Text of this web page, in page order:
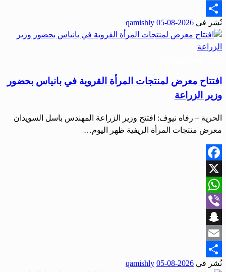
Email
Share
نُشر في 2026-08-05
qamishly
افتتاح معرض لمنتجات المرأة القروية في بانياس بحضور
وزير الزراعة
الحرية – رفاه نيوف: افتتح وزير الزراعة المهندس باسل السويدان
معرض منتجات المرأة الريفية ظهر اليوم…
Facebook
X
WhatsApp
Viber
Snapchat
Email
Share
نُشر في 2026-08-05
qamishly